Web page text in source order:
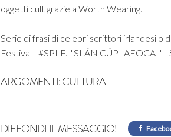
oggetti cult grazie a Worth Wearing.
Serie di frasi di celebri scrittori irlandesi o
Festival - #SPLF. "SLÁN CÚPLAFOCAL"
ARGOMENTI:CULTURA
DIFFONDI IL MESSAGGIO!